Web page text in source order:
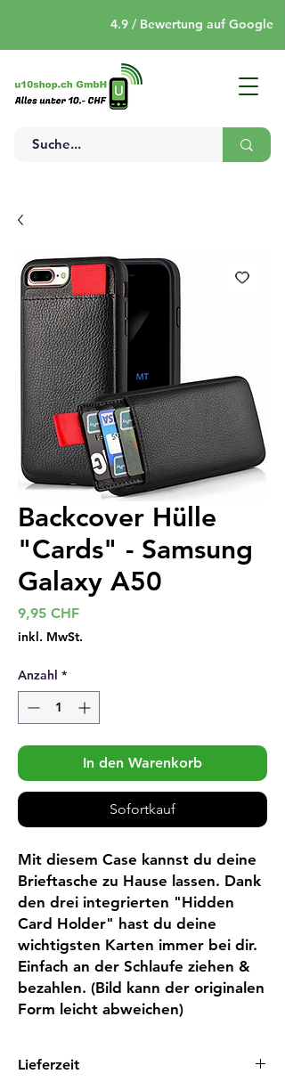
4.9 / Bewertung auf Google
Backcover Hülle
"Cards" - Samsung
Galaxy A50
9,95 CHFPreis
inkl. MwSt.
Anzahl *
In den Warenkorb
Sofortkauf
Mit diesem Case kannst du deine
Brieftasche zu Hause lassen. Dank
den drei integrierten "Hidden
Card Holder" hast du deine
wichtigsten Karten immer bei dir.
Einfach an der Schlaufe ziehen &
bezahlen. (Bild kann der originalen
Form leicht abweichen)
Lieferzeit